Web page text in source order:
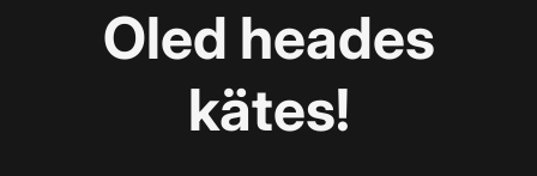
Oled heades
kätes!